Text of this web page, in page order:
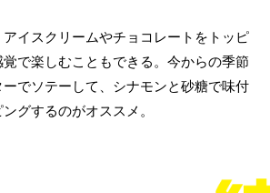
イスクリームやチョコレートをトッピ
で楽しむこともできる。今からの季節
でソテーして、シナモンと砂糖で味付
グするのがオススメ。